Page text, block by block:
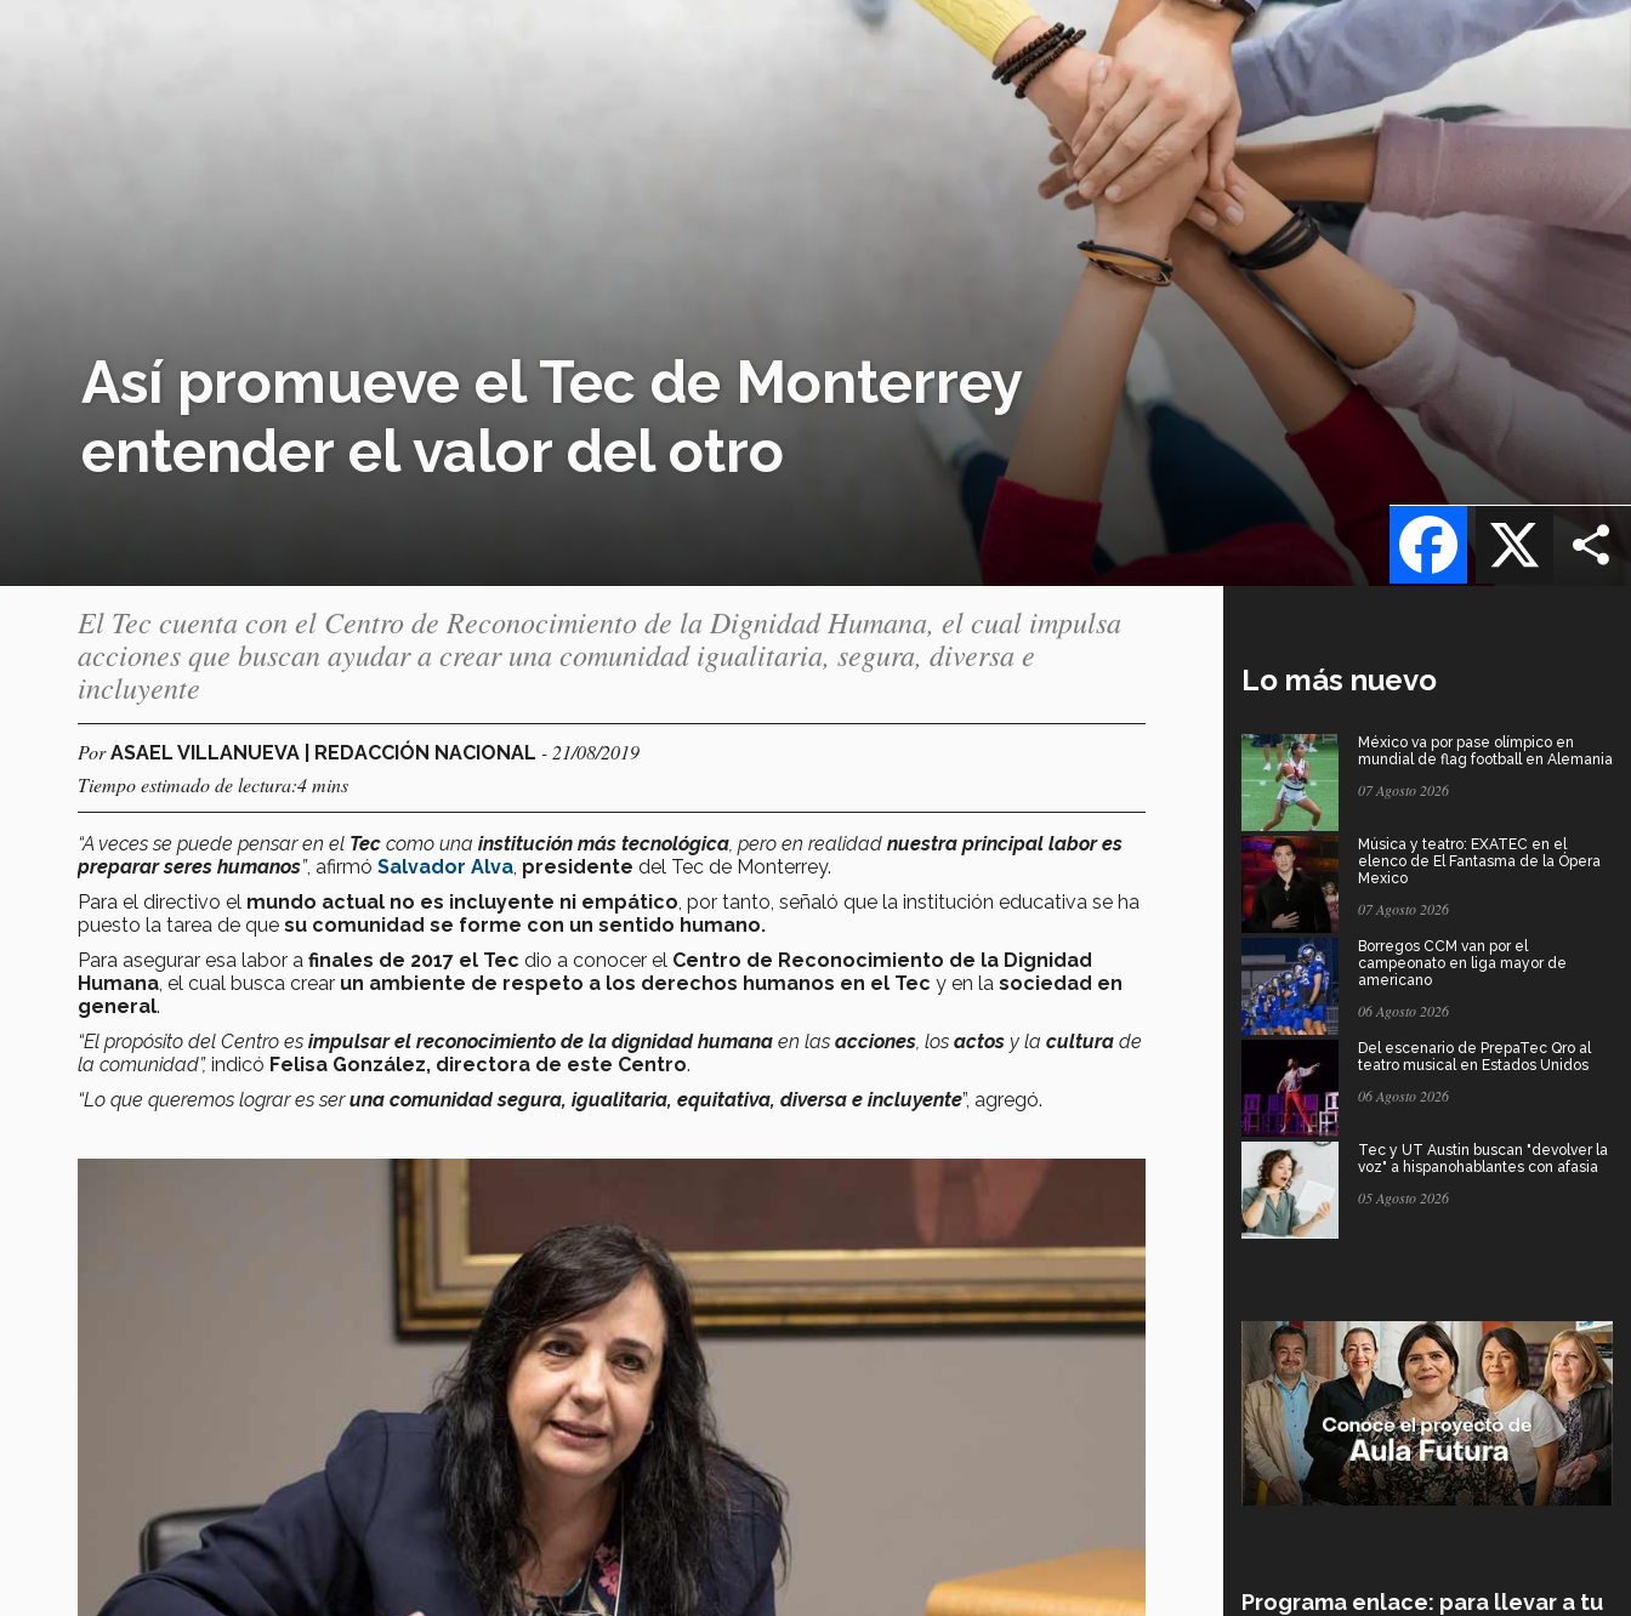
Así promueve el Tec de Monterrey
entender el valor del otro
X
Facebook
El Tec cuenta con el Centro de Reconocimiento de la Dignidad Humana, el cual impulsa
acciones que buscan ayudar a crear una comunidad igualitaria, segura, diversa e
incluyente
PorASAEL VILLANUEVA | REDACCIÓN NACIONAL - 21/08/2019
Tiempo estimado de lectura:4 mins
“A veces se puede pensar en el Tec como una institución más tecnológica , pero en realidad nuestra principal labor es
preparar seres humanos”, afirmó Salvador Alva presidente del Tec de Monterrey.
Para el directivo el mundo actual no es incluyente ni empático , por tanto, señaló que la institución educativa se ha
puesto la tarea de que su comunidad se forme con un sentido humano.
Para asegurar esa labor a finales de 2017 el Tec dio a conocer el Centro de Reconocimiento de la Dignidad
Humana , el cual busca crear un ambiente de respeto a los derechos humanos en el Tec y en la sociedad en
general.
“El propósito del Centro es impulsar el reconocimiento de la dignidad humana en las acciones , los actos y la cultura de
la comunidad”, indicó Felisa González, directora de este Centro.
“Lo que queremos lograr es seruna comunidad segura, igualitaria, equitativa, diversa e incluyente”, agregó.
Lo más nuevo
México va por pase olímpico en
mundial de flag football en Alemania
07 Agosto 2026
Música y teatro: EXATEC en el
elenco de El Fantasma de la Ópera
Mexico
07 Agosto 2026
Borregos CCM van por el
campeonato en liga mayor de
americano
06 Agosto 2026
Del escenario de PrepaTec Qro al
teatro musical en Estados Unidos
06 Agosto 2026
Tec y UT Austin buscan "devolver la
voz" a hispanohablantes con afasia
05 Agosto 2026
Programa enlace: para llevar a tu